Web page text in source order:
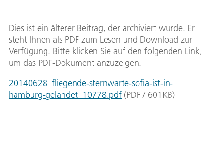
Dies ist ein älterer Beitrag, der archiviert wurde. Er
steht Ihnen als PDF zum Lesen und Download zur
Verfügung. Bitte klicken Sie auf den folgenden Link,
um das PDF-Dokument anzuzeigen.
20140628_fliegende-sternwarte-sofia-ist-in-
hamburg-gelandet_10778.pdf (PDF / 601KB)